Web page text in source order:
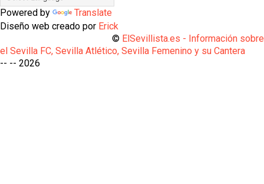
Powered by
Translate
Diseño web creado por Erick
© ElSevillista.es - Información sobre
el Sevilla FC, Sevilla Atlético, Sevilla Femenino y su Cantera
-- -- 2026